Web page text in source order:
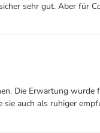
sehr gut. Aber für
Die Erwartung
auch als ruhiger